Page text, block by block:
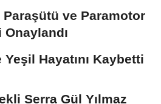
Paraşütü ve Paramotor
Onaylandı
Yeşil Hayatını Kaybetti
Serra Gül Yılmaz